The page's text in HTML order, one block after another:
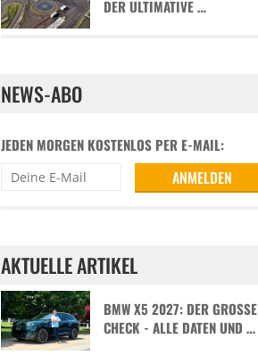
DER ULTIMATIVE …
NEWS-ABO
JEDEN MORGEN KOSTENLOS PER E-MAIL:
AKTUELLE ARTIKEL
BMW X5 2027: DER GROSSE C
HECK - ALLE DATEN UND …